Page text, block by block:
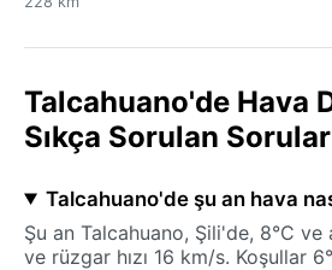
Talcahuano'de Hava
Sıkça Sorulan Sorular
Talcahuano'de şu an hava
Şu an Talcahuano, Şili'de, 8°C ve
ve rüzgar hızı 16 km/s. Koşullar